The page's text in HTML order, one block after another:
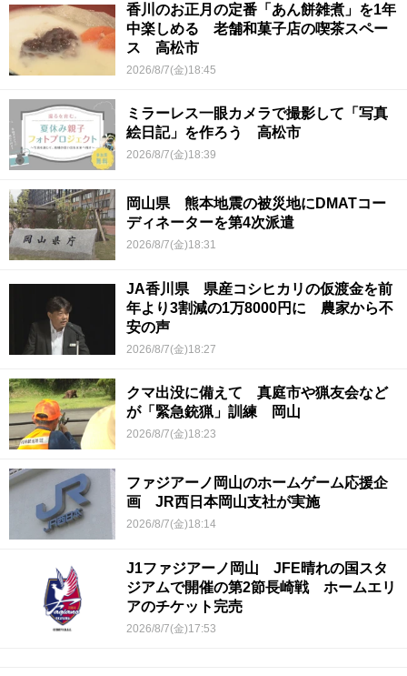
香川のお正月の定番「あん餅雑煮」を1年
中楽しめる 老舗和菓子店の喫茶スペー
ス 高松市
2026/8/7(金)18:45
ミラーレス一眼カメラで撮影して「写真
絵日記」を作ろう 高松市
2026/8/7(金)18:39
岡山県 熊本地震の被災地にDMATコー
ディネーターを第4次派遣
2026/8/7(金)18:31
JA香川県 県産コシヒカリの仮渡金を前
年より3割減の1万8000円に 農家から不
安の声
2026/8/7(金)18:27
クマ出没に備えて 真庭市や猟友会など
が「緊急銃猟」訓練 岡山
2026/8/7(金)18:23
ファジアーノ岡山のホームゲーム応援企
画 JR西日本岡山支社が実施
2026/8/7(金)18:14
J1ファジアーノ岡山 JFE晴れの国スタ
ジアムで開催の第2節長崎戦 ホームエリ
アのチケット完売
2026/8/7(金)17:53